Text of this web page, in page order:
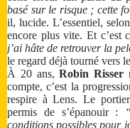
basé sur le risque ; cette
il, lucide. L’essentiel,
encore plus vite. Et c’est
j’ai hâte de retrouver la
le regard déjà tourné vers
À 20 ans,Robin Risser
compte, c’est la
respire à Lens. Le
permis de s’épanouir :
conditions possibles pour